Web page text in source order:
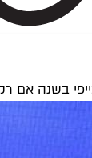
בשנה אם